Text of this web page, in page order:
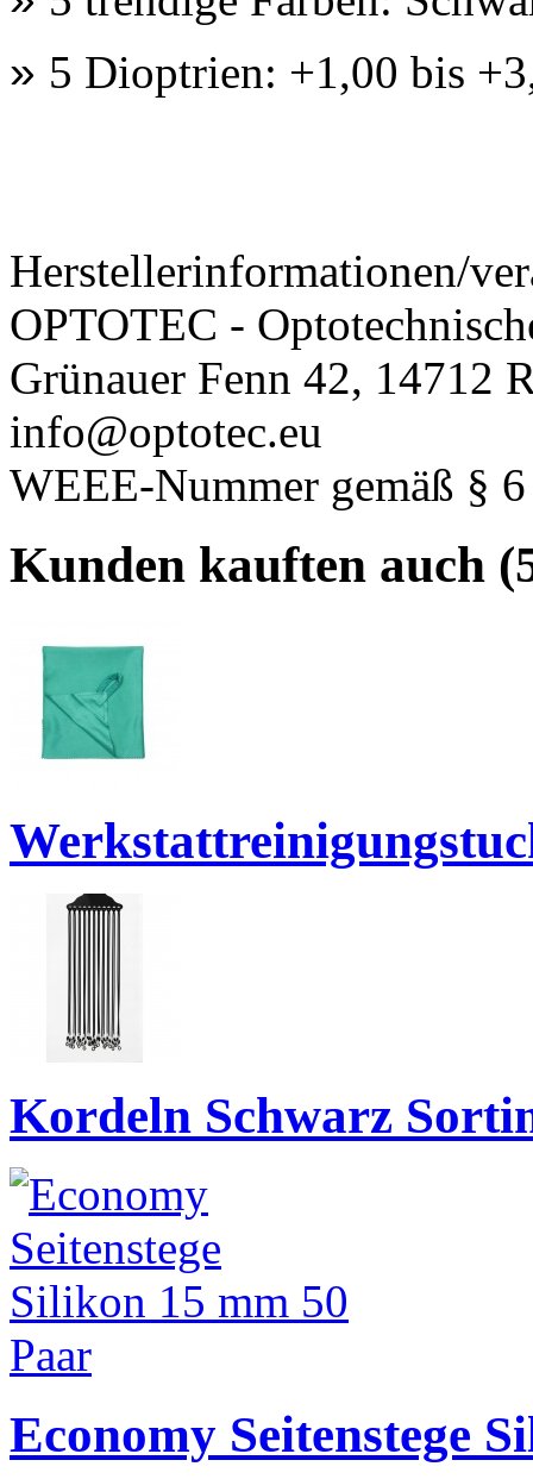
» 5 Dioptrien: +1,00 bis
Herstellerinformationen/
OPTOTEC -
Grünauer Fenn 42, 14712
info@optotec.eu
WEEE-Nummer gemäß §
Kunden kauften auch
Kordeln Schwarz
Economy Seitenstege